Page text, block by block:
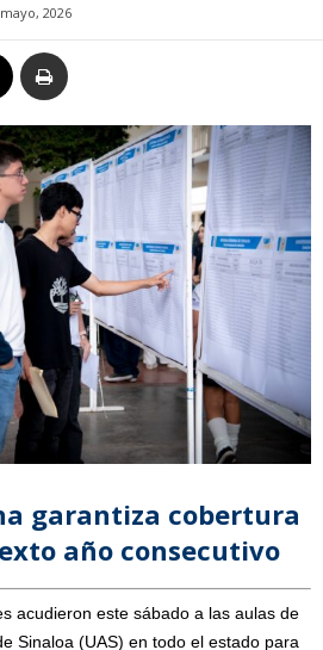
2026
garantiza cobertura
año consecutivo
acudieron este sábado a las aulas de
Sinaloa (UAS) en todo el estado para